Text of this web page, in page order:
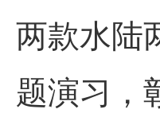
两款水陆
题演习，